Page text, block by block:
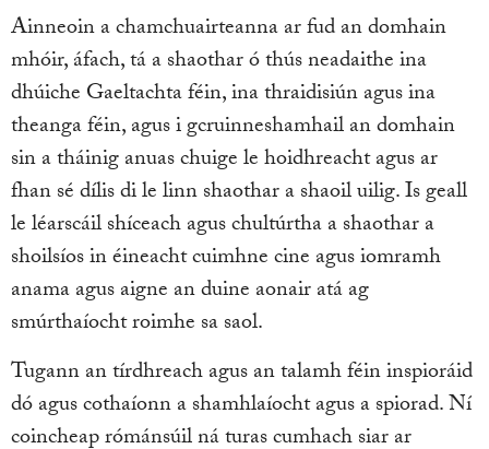
Ainneoin a chamchuairteanna ar fud an domhain
mhóir, áfach, tá a shaothar ó thús neadaithe ina
dhúiche Gaeltachta féin, ina thraidisiún agus ina
theanga féin, agus i gcruinneshamhail an domhain
sin a tháinig anuas chuige le hoidhreacht agus ar
fhan sé dílis di le linn shaothar a shaoil uilig. Is geall
le léarscáil shíceach agus chultúrtha a shaothar a
shoilsíos in éineacht cuimhne cine agus iomramh
anama agus aigne an duine aonair atá ag
smúrthaíocht roimhe sa saol.
Tugann an tírdhreach agus an talamh féin inspioráid
dó agus cothaíonn a shamhlaíocht agus a spiorad. Ní
coincheap rómánsúil ná turas cumhach siar ar